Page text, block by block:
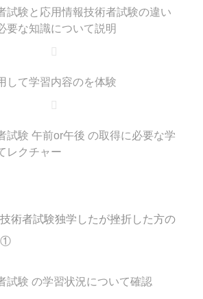
試験と応用情報技術者試験の違い
要な知識について説明
して学習内容のを体験
試験 午前or午後 の取得に必要な学
レクチャー
術者試験独学したが挫折した方の
①
試験 の学習状況について確認